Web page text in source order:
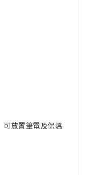
可放置筆電及保溫